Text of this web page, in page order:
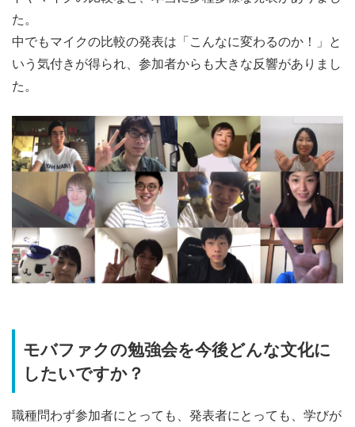
た。
中でもマイクの比較の発表は「こんなに変わるのか！」と
いう気付きが得られ、参加者からも大きな反響がありまし
た。
モバファクの勉強会を今後どんな文化に
したいですか？
職種問わず参加者にとっても、発表者にとっても、学びが